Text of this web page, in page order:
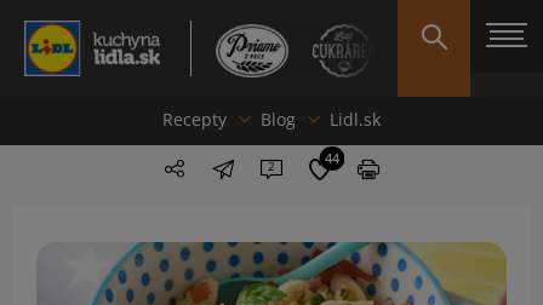
Recepty Blog Lidl.sk
2 44